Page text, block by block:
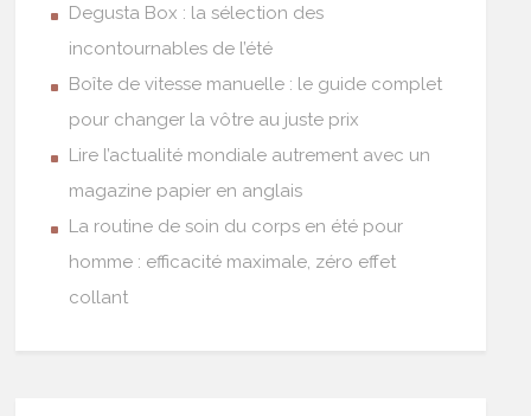
Degusta Box : la sélection des
incontournables de l’été
Boîte de vitesse manuelle : le guide complet
pour changer la vôtre au juste prix
Lire l’actualité mondiale autrement avec un
magazine papier en anglais
La routine de soin du corps en été pour
homme : efficacité maximale, zéro effet
collant